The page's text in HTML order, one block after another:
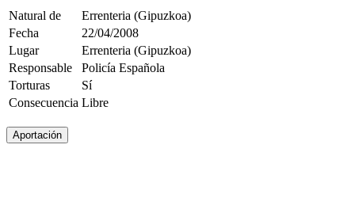
Natural de
Errenteria (Gipuzkoa)
Fecha
22/04/2008
Lugar
Errenteria (Gipuzkoa)
Responsable
Policía Española
Torturas
Sí
Consecuencia Libre